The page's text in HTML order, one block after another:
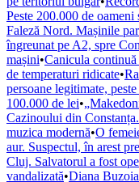
Peste 200.000 de oameni
Faleză Nord. Mașinile
îngreunat pe A2, spre
mașini•Canicula
de temperaturi ridicate•
persoane legitimate,
100.000 de lei•
Cazinoului din
muzica modernă•O
aur. Suspectul, în arest
Cluj. Salvatorul a fost
vandalizată•Diana